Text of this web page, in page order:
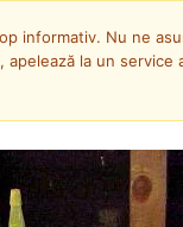
informativ. Nu ne
la un service